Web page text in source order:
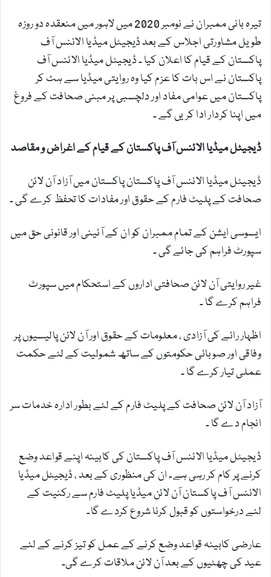
تیرہ بانی ممبران نے نومبر 2020 میں لاہور میں منعقدہ دو روزہ
طویل مشاورتی اجلاس کے بعد ڈیجیٹل میڈیا الائنس آف
پاکستان کے قیام کا اعلان کیا ۔ ڈیجیٹل میڈیا الائنس آف
پاکستان نے اس بات کا عزم کیا وہ روایتی میڈیا سے ہٹ کر
پاکستان میں عوامی مفاد اور دلچسبی پر مبنی صحافت کے فروغ
میں اپنا کردار ادا کریں گے ۔
ڈیجیٹل میڈیا الائنس آف پاکستان کے قیام کے اغراض و مقاصد
ڈیجیٹل میڈیا الائنس آف پاکستان پاکستان میں آزاد آن لائن
صحافت کے پلیٹ فارم کے حقوق اور مفادات کا تحفظ کرے گی ۔
ایسوسی ایشن کے تمام ممبران کو ان کے آئینی اور قانونی حق میں
سپورٹ فراہم کی جائے گی ۔
غیر روایتی آن لائن صحافتی اداروں کے استحکام میں سپورٹ
فراہم کرے گا ۔
اظہار رائے کی آزادی ، معلومات کے حقوق اور آن لائن پالیسیوں پر
وفاقی اور صوبائی حکومتوں کے ساتھ شمولیت کے لئے حکمت
عملی تیار کرے گا ۔
آزاد آن لائن صحافت کے پلیٹ فارم کے لئے بطور ادارہ خدمات سر
انجام دے گا ۔
ڈیجیٹل میڈیا الائنس آف پاکستان کی کابینہ اپنے قواعد وضع
کرنے پر کام کر رہی ہے۔ ان کی منظوری کے بعد ، ڈیجیٹل میڈیا
الائنس آف پاکستان آن لائن میڈیا پلیٹ فارم سے رکنیت کے
لئے درخواستوں کو قبول کرنا شروع کردے گا۔
عارضی کابینہ قواعد وضع کرنے کے عمل کو تیز کرنے کے لئے
عید کی چھٹیوں کے بعد آن لائن ملاقات کرے گی۔